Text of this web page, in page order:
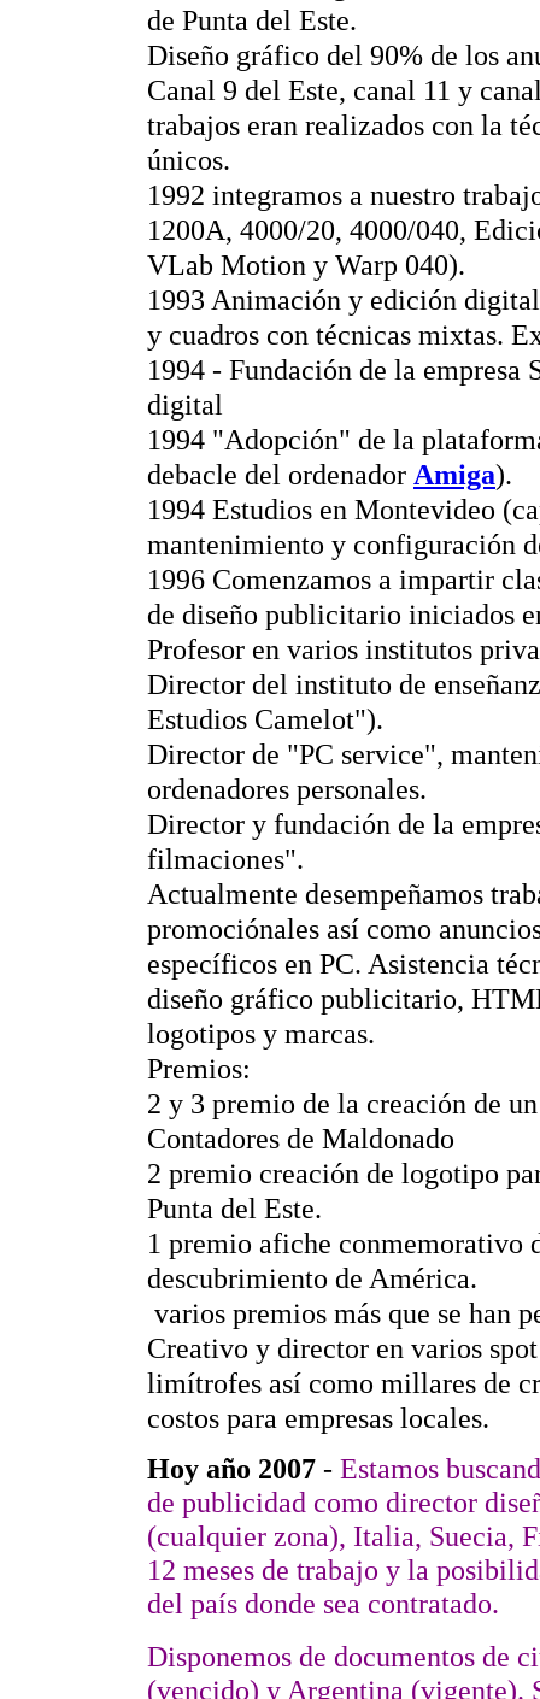
de Punta del Este.
Diseño gráfico del 90% de los
Canal 9 del Este, canal 11 y
trabajos eran realizados con la
únicos.
1992 integramos a nuestro
1200A, 4000/20, 4000/040,
VLab Motion y Warp 040).
1993 Animación y edición
y cuadros con técnicas mixtas.
1994 - Fundación de la
digital
1994 "Adopción" de la
debacle del ordenador Amiga).
1994 Estudios en Montevideo
mantenimiento y configuración
1996 Comenzamos a impartir
de diseño publicitario iniciados
Profesor en varios institutos
Director del instituto de
Estudios Camelot").
Director de "PC service",
ordenadores personales.
Director y fundación de la
filmaciones".
Actualmente desempeñamos
promociónales así como
específicos en PC. Asistencia
diseño gráfico publicitario,
logotipos y marcas.
Premios:
2 y 3 premio de la creación de
Contadores de Maldonado
2 premio creación de logotipo
Punta del Este.
1 premio afiche conmemorativo
descubrimiento de América.
varios premios más que se han
Creativo y director en varios
limítrofes así como millares de
costos para empresas locales.
Hoy año 2007 - Estamos
de publicidad como director
(cualquier zona), Italia, Suecia,
12 meses de trabajo y la
del país donde sea contratado.
Disponemos de documentos de
(vencido) y Argentina (vigente).